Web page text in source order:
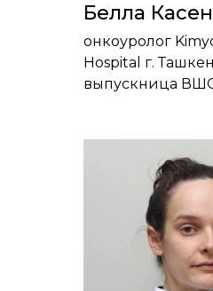
Белла
онкоуролог
Hospital г.
выпускница